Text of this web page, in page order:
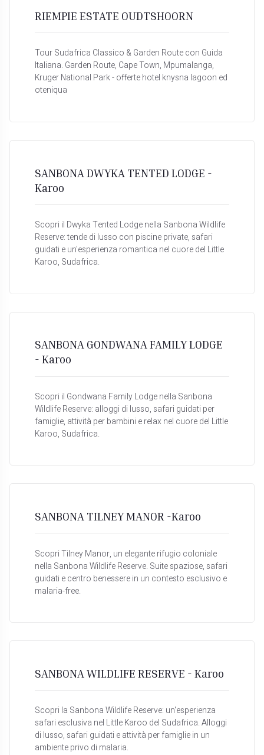
RIEMPIE ESTATE OUDTSHOORN
Tour Sudafrica Classico & Garden Route con Guida
Italiana. Garden Route, Cape Town, Mpumalanga,
Kruger National Park - offerte hotel knysna lagoon ed
oteniqua
SANBONA DWYKA TENTED LODGE -
Karoo
Scopri il Dwyka Tented Lodge nella Sanbona Wildlife
Reserve: tende di lusso con piscine private, safari
guidati e un'esperienza romantica nel cuore del Little
Karoo, Sudafrica.
SANBONA GONDWANA FAMILY LODGE
- Karoo
Scopri il Gondwana Family Lodge nella Sanbona
Wildlife Reserve: alloggi di lusso, safari guidati per
famiglie, attività per bambini e relax nel cuore del Little
Karoo, Sudafrica.
SANBONA TILNEY MANOR -Karoo
Scopri Tilney Manor, un elegante rifugio coloniale
nella Sanbona Wildlife Reserve. Suite spaziose, safari
guidati e centro benessere in un contesto esclusivo e
malaria-free.
SANBONA WILDLIFE RESERVE - Karoo
Scopri la Sanbona Wildlife Reserve: un'esperienza
safari esclusiva nel Little Karoo del Sudafrica. Alloggi
di lusso, safari guidati e attività per famiglie in un
ambiente privo di malaria.